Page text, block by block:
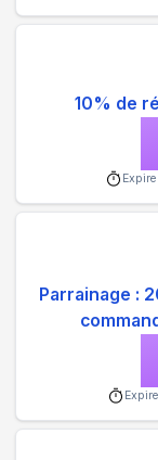
10% de
Expire
Parrainage :